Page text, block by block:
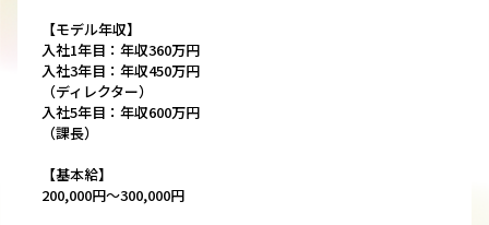
【モデル年収】
入社1年目：年収360万円
入社3年目：年収450万円
（ディレクター）
入社5年目：年収600万円
（課長）
【基本給】
200,000円～300,000円